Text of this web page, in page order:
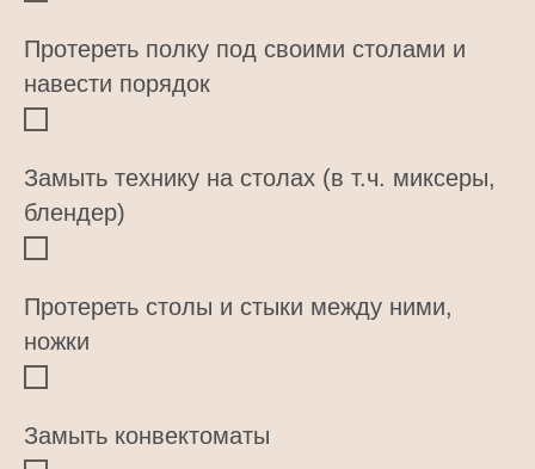
Протереть полку под своими столами и
навести порядок
Замыть технику на столах (в т.ч. миксеры,
блендер)
Протереть столы и стыки между ними,
ножки
Замыть конвектоматы